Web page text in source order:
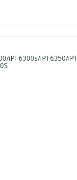
iPF6300s/iPF6350/